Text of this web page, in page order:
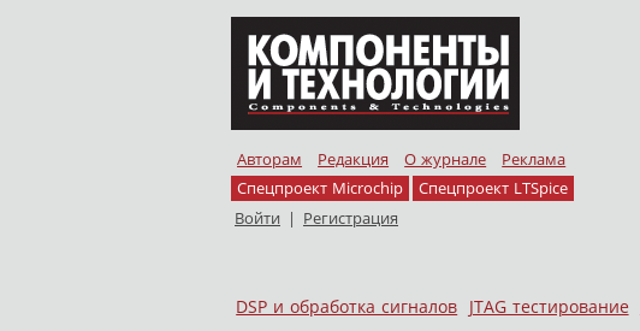
Авторам Редакция О журнале
Реклама
Спецпроект Microchip
Спецпроект LTSpice
Войти | Регистрация
Меню
Skip to content
DSP и обработка сигналов JTAG тестирование